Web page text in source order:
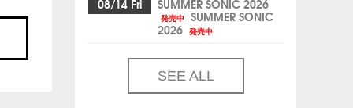
08/14 Fri SUMMER SONIC 2026
発売中 SUMMER SONIC
2026 発売中
SEE ALL